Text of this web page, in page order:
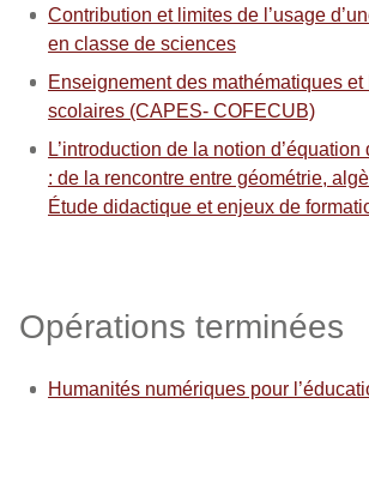
Contribution et limites de l’usage
en classe de sciences
Enseignement des mathématiques et
scolaires (CAPES- COFECUB)
L’introduction de la notion
: de la rencontre entre géométrie,
Étude didactique et enjeux de
Opérations terminées
Humanités numériques pour